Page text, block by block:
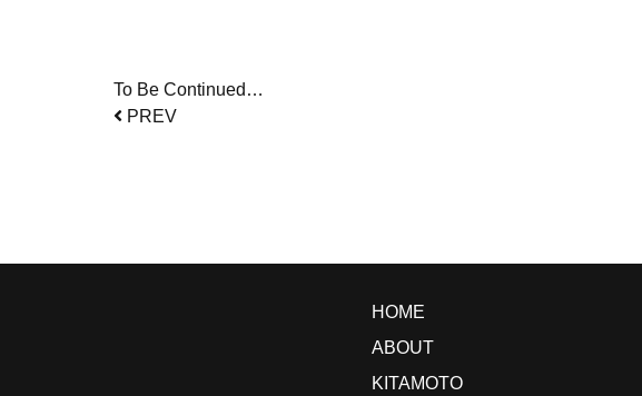
To Be Continued…
PREV
HOME
ABOUT
KITAMOTO